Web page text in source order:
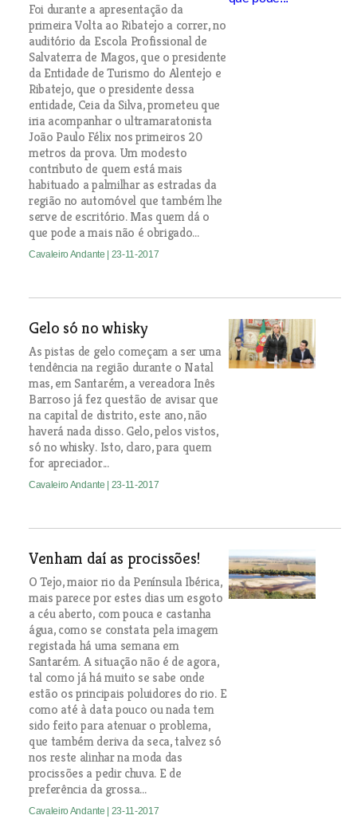
Foi durante a apresentação da
primeira Volta ao Ribatejo a correr, no
auditório da Escola Profissional de
Salvaterra de Magos, que o presidente
da Entidade de Turismo do Alentejo e
Ribatejo, que o presidente dessa
entidade, Ceia da Silva, prometeu que
iria acompanhar o ultramaratonista
João Paulo Félix nos primeiros 20
metros da prova. Um modesto
contributo de quem está mais
habituado a palmilhar as estradas da
região no automóvel que também lhe
serve de escritório. Mas quem dá o
que pode a mais não é obrigado...
Cavaleiro Andante | 23-11-2017
Gelo só no whisky
As pistas de gelo começam a ser uma
tendência na região durante o Natal
mas, em Santarém, a vereadora Inês
Barroso já fez questão de avisar que
na capital de distrito, este ano, não
haverá nada disso. Gelo, pelos vistos,
só no whisky. Isto, claro, para quem
for apreciador...
Cavaleiro Andante | 23-11-2017
Venham daí as procissões!
O Tejo, maior rio da Península Ibérica,
mais parece por estes dias um esgoto
a céu aberto, com pouca e castanha
água, como se constata pela imagem
registada há uma semana em
Santarém. A situação não é de agora,
tal como já há muito se sabe onde
estão os principais poluidores do rio. E
como até à data pouco ou nada tem
sido feito para atenuar o problema,
que também deriva da seca, talvez só
nos reste alinhar na moda das
procissões a pedir chuva. E de
preferência da grossa...
Cavaleiro Andante | 23-11-2017